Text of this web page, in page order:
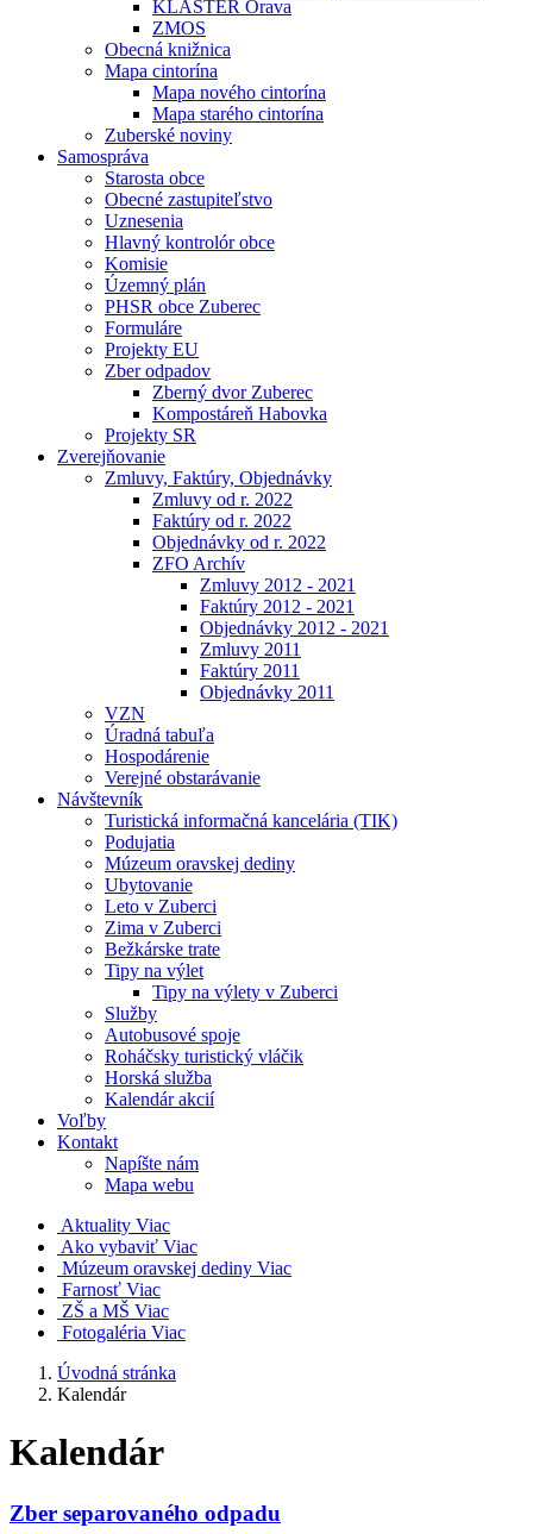
KLASTER Orava
ZMOS
Obecná knižnica
Mapa cintorína
Mapa nového cintorína
Mapa starého cintorína
Zuberské noviny
Samospráva
Starosta obce
Obecné zastupiteľstvo
Uznesenia
Hlavný kontrolór obce
Komisie
Územný plán
PHSR obce Zuberec
Formuláre
Projekty EU
Zber odpadov
Zberný dvor Zuberec
Kompostáreň Habovka
Projekty SR
Zverejňovanie
Zmluvy, Faktúry, Objednávky
Zmluvy od r. 2022
Faktúry od r. 2022
Objednávky od r. 2022
ZFO Archív
Zmluvy 2012 - 2021
Faktúry 2012 - 2021
Objednávky 2012 - 2021
Zmluvy 2011
Faktúry 2011
Objednávky 2011
VZN
Úradná tabuľa
Hospodárenie
Verejné obstarávanie
Návštevník
Turistická informačná kancelária (TIK)
Podujatia
Múzeum oravskej dediny
Ubytovanie
Leto v Zuberci
Zima v Zuberci
Bežkárske trate
Tipy na výlet
Tipy na výlety v Zuberci
Služby
Autobusové spoje
Roháčsky turistický vláčik
Horská služba
Kalendár akcií
Voľby
Kontakt
Napíšte nám
Mapa webu
Aktuality Viac
Ako vybaviť Viac
Múzeum oravskej dediny Viac
Farnosť Viac
ZŠ a MŠ Viac
Fotogaléria Viac
Úvodná stránka
Kalendár
Kalendár
Zber separovaného odpadu